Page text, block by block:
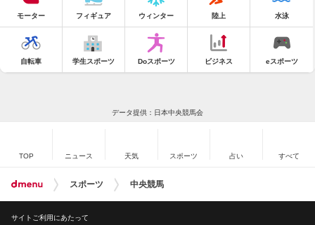
モーター フィギュア ウィンター 陸上 水泳
自転車 学生スポーツ Doスポーツ ビジネス eスポーツ
データ提供：日本中央競馬会
TOP ニュース 天気 スポーツ 占い すべて
スポーツ 中央競馬
サイトご利用にあたって